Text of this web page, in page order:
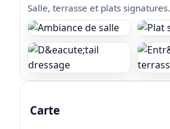
Salle, terrasse et plats signatures.
Carte